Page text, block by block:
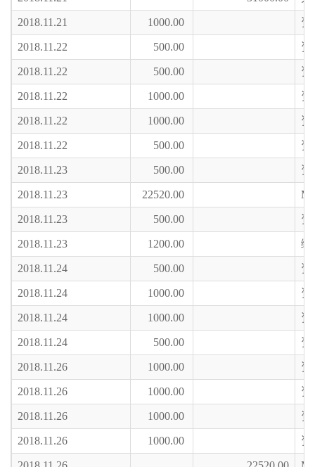
2018.11.21 1000.00 资
2018.11.22 500.00 资
2018.11.22 500.00 资
2018.11.22 1000.00 资
2018.11.22 1000.00 资
2018.11.22 500.00 资
2018.11.23 500.00 资
2018.11.23 22520.00
2018.11.23 500.00 资
2018.11.23 1200.00 绿
2018.11.24 500.00 资
2018.11.24 1000.00 资
2018.11.24 1000.00 资
2018.11.24 500.00 资
2018.11.26 1000.00 资
2018.11.26 1000.00 资
2018.11.26 1000.00 资
2018.11.26 1000.00 资